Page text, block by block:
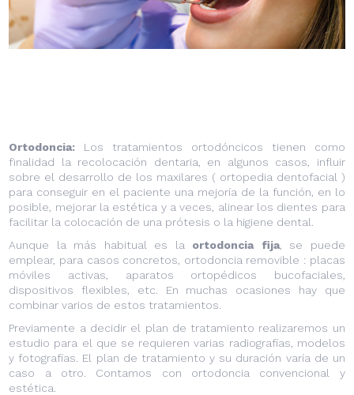
Ortodoncia: Los tratamientos ortodóncicos tienen como
finalidad la recolocación dentaria, en algunos casos, influir
sobre el desarrollo de los maxilares ( ortopedia dentofacial )
para conseguir en el paciente una mejoría de la función, en lo
posible, mejorar la estética y a veces, alinear los dientes para
facilitar la colocación de una prótesis o la higiene dental.
Aunque la más habitual es la ortodoncia fija, se puede
emplear, para casos concretos, ortodoncia removible : placas
móviles activas, aparatos ortopédicos bucofaciales,
dispositivos flexibles, etc. En muchas ocasiones hay que
combinar varios de estos tratamientos.
Previamente a decidir el plan de tratamiento realizaremos un
estudio para el que se requieren varias radiografías, modelos
y fotografías. El plan de tratamiento y su duración varía de un
caso a otro. Contamos con ortodoncia convencional y
estética.